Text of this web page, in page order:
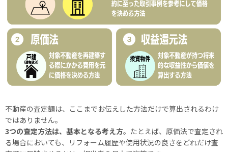
不動産の査定額は、ここまでお伝えした方法だけで算出されるわけ
ではありません。
3つの査定方法は、基本となる考え方。たとえば、原価法で査定され
る場合においても、リフォーム履歴や使用状況の良さをどれだけ査